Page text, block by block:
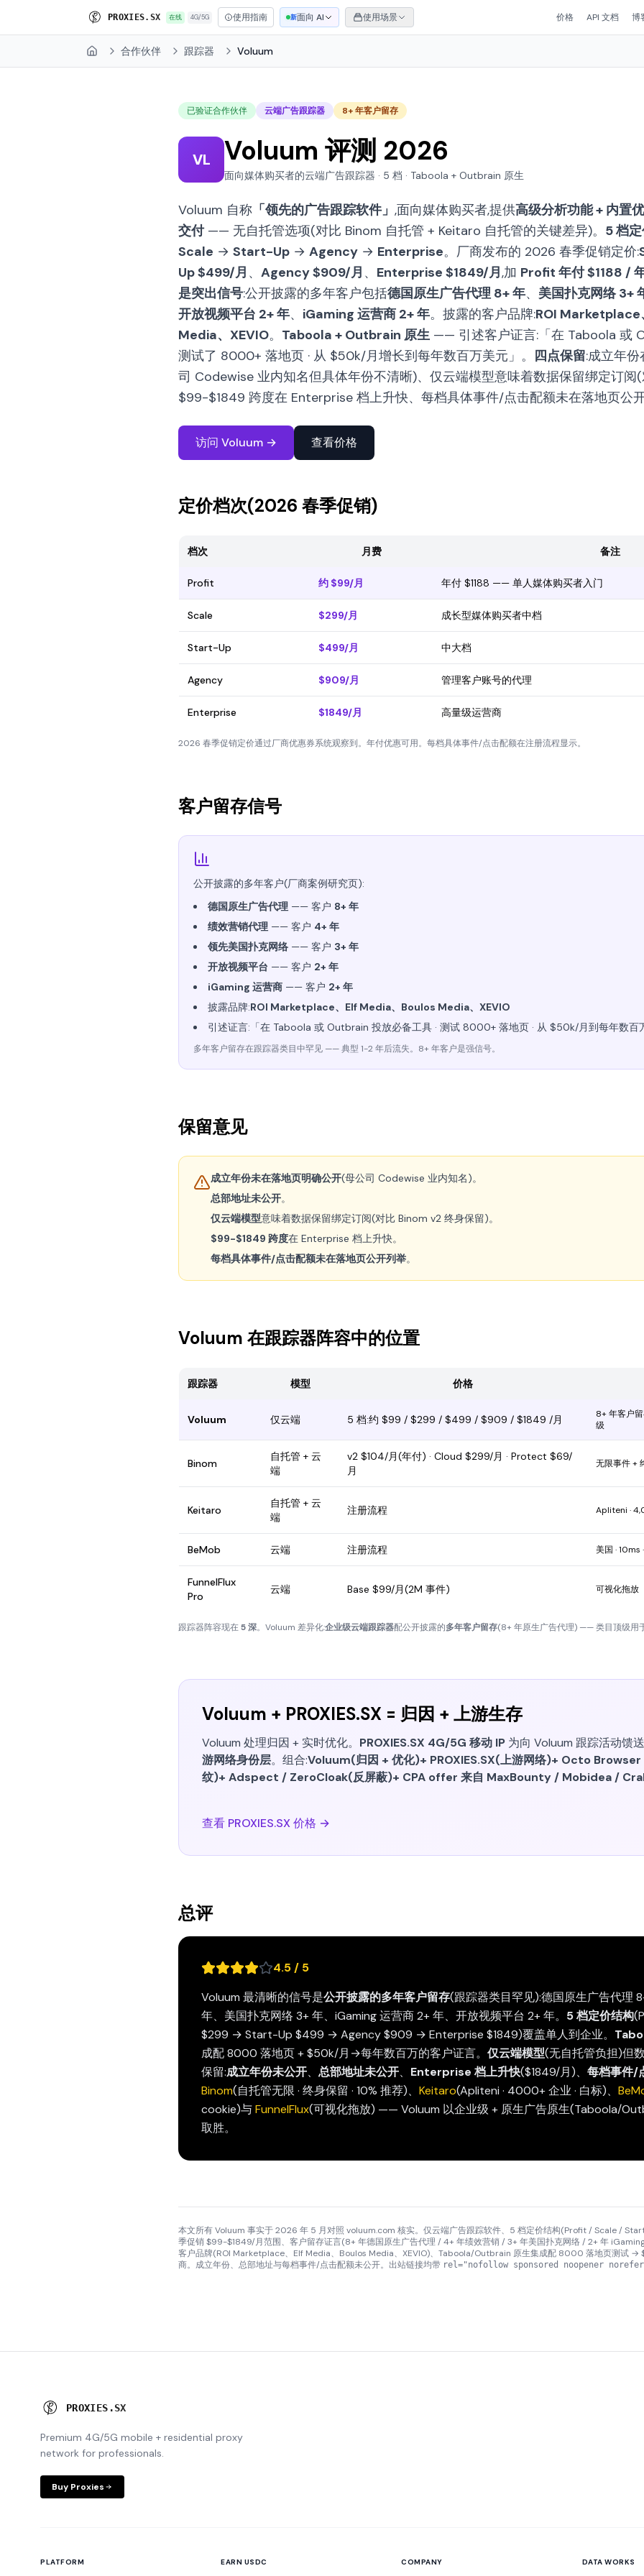
PROXI ES. SX 在线 4G/5G 使用指南 新面向 AI 使用场景 价格 API 文档 博
Home 合作伙伴 跟踪器 Voluum
已验证合作伙伴 云端广告跟踪器 8+ 年客户留存
VL Voluum 评测 2026
面向媒体购买者的云端广告跟踪器 · 5 档 · Taboola + Outbrain 原生
Voluum 自称 「领先的广告跟踪软件」 ,面向媒体购买者,提供高级分析功能 + 内置
交付—— 无自托管选项(对比 Binom 自托管 + Keitaro 自托管的关键差异)。 5 档
Scale → Start-Up → Agency → Enterprise。厂商发布的 2026 春季促销定价:
Up $499/月 、 Agency $909/月 、 Enterprise $1849/月,加 Profit 年付 $1188 /
是突出信号:公开披露的多年客户包括德国原生广告代理 8+ 年、 美国扑克网络 3+
开放视频平台 2+ 年、 iGaming 运营商 2+ 年。披露的客户品牌:ROI
Media、XEVIO。 Taboola + Outbrain 原生 —— 引述客户证言:「在 Taboola 或
测试了 8000+ 落地页 · 从 $50k/月增长到每年数百万美元」。 四点保留:成立年
司 Codewise 业内知名但具体年份不清晰)、仅云端模型意味着数据保留绑定订阅
$99-$1849 跨度在 Enterprise 档上升快、每档具体事件/点击配额未在落地页公
访问 Voluum → 查看价格
定价档次(2026 春季促销)
档次 月费 备注
Profit 约 $99/月 年付 $1188 —— 单人媒体购买者入门
Scale $299/月 成长型媒体购买者中档
Start-Up $499/月 中大档
Agency $909/月 管理客户账号的代理
Enterprise $1849/月 高量级运营商
2026 春季促销定价通过厂商优惠券系统观察到。年付优惠可用。每档具体事件/点击配额在注册流程显示。
客户留存信号
公开披露的多年客户(厂商案例研究页):
德国原生广告代理 —— 客户 8+ 年
绩效营销代理 —— 客户 4+ 年
领先美国扑克网络 —— 客户 3+ 年
开放视频平台 —— 客户 2+ 年
iGaming 运营商 —— 客户 2+ 年
披露品牌:ROI Marketplace、Elf Media、Boulos Media、XEVIO
引述证言:「在 Taboola 或 Outbrain 投放必备工具 · 测试 8000+ 落地页 · 从 $50k/月到每年数百
多年客户留存在跟踪器类目中罕见 —— 典型 1-2 年后流失。8+ 年客户是强信号。
保留意见
成立年份未在落地页明确公开(母公司 Codewise 业内知名)。
总部地址未公开。
仅云端模型意味着数据保留绑定订阅(对比 Binom v2 终身保留)。
$99-$1849 跨度在 Enterprise 档上升快。
每档具体事件/点击配额未在落地页公开列举。
Voluum 在跟踪器阵容中的位置
跟踪器 模型 价格
Voluum 仅云端 5 档:约 $99 / $299 / $499 / $909 / $1849 /月
8+ 年客户
级
Binom
自托管 + 云
端
v2 $104/月(年付) · Cloud $299/月 · Protect $69/
月
无限事件 +
Keitaro
自托管 + 云
端
注册流程 Apliteni ·
BeMob 云端 注册流程 美国 · 10ms
FunnelFlux
Pro
云端 Base $99/月(2M 事件) 可视化拖放
跟踪器阵容现在5 深。Voluum 差异化:企业级云端跟踪器配公开披露的多年客户留存(8+ 年原生广告代理) —— 类目顶级用
Voluum + PROXIES.SX = 归因 + 上游生存
Voluum 处理归因 + 实时优化。 PROXIES.SX 4G/5G 移动 IP 为向 Voluum 跟踪活动馈
游网络身份层。组合:Voluum(归因 + 优化)+ PROXIES.SX(上游网络)+ Octo
纹)+ Adspect / ZeroCloak(反屏蔽)+ CPA offer 来自 MaxBounty / Mobidea /
查看 PROXIES.SX 价格 →
总评
4.5 / 5
Voluum 最清晰的信号是公开披露的多年客户留存(跟踪器类目罕见):德国原生广告代理
年、美国扑克网络 3+ 年、iGaming 运营商 2+ 年、开放视频平台 2+ 年。 5 档定价结构
$299 → Start-Up $499 → Agency $909 → Enterprise $1849)覆盖单人到企业。
成配 8000 落地页 + $50k/月→每年数百万的客户证言。 仅云端模型(无自托管负担)但
保留:成立年份未公开、 总部地址未公开、 Enterprise 档上升快($1849/月)、 每档事件/
Binom(自托管无限 · 终身保留 · 10% 推荐)、 Keitaro(Apliteni · 4000+ 企业 · 白标)、
cookie)与FunnelFlux(可视化拖放) —— Voluum 以企业级 + 原生广告原生(Taboola/
取胜。
本文所有 Voluum 事实于 2026 年 5 月对照 voluum.com 核实。仅云端广告跟踪软件、5 档定价结构(Profit / Scale /
季促销 $99-$1849/月范围、客户留存证言(8+ 年德国原生广告代理 / 4+ 年绩效营销 / 3+ 年美国扑克网络 / 2+ 年
客户品牌(ROI Marketplace、Elf Media、Boulos Media、XEVIO)、Taboola/Outbrain 原生集成配 8000 落地页测试 →
商。成立年份、总部地址与每档事件/点击配额未公开。出站链接均带 rel="nofollow sponsored noopener
PROXIES .SX
Premium 4G/5G mobile + residential proxy
network for professionals.
Buy Proxies
PLATFORM EARN USDC COMPANY DATA WORKS